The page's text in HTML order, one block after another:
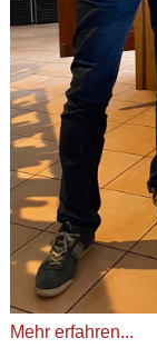
Mehr erfahren...